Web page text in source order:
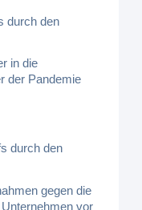
durch den
in die
der Pandemie
durch den
gegen die
vor